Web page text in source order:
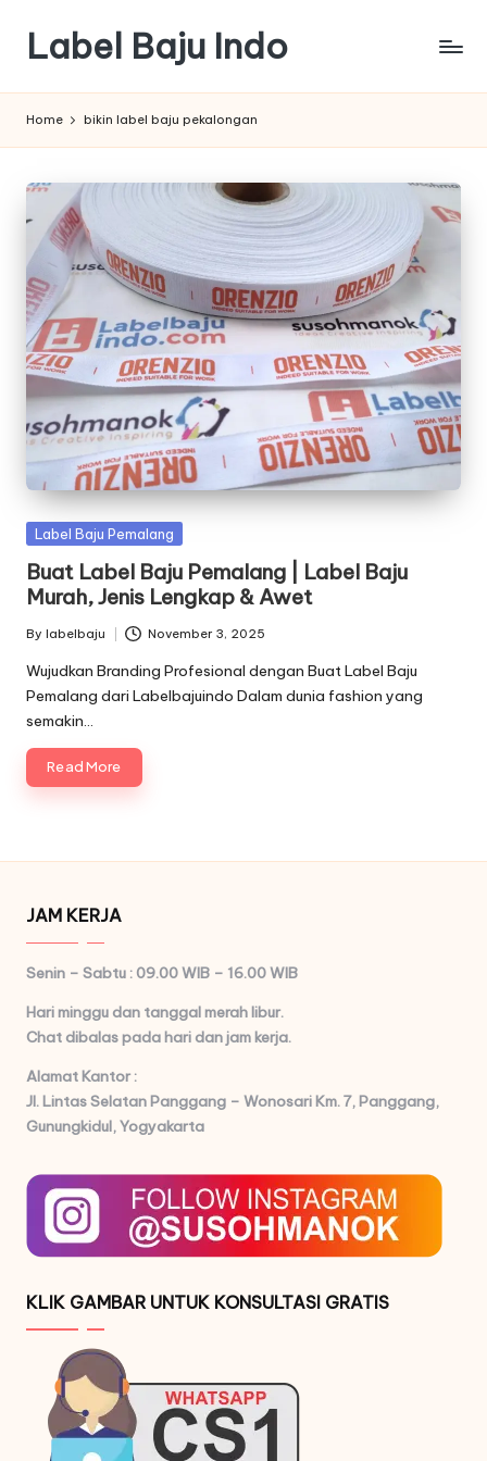
content
Label Baju Indo
Home bikin label baju pekalongan
Posted
Label Baju Pemalang
Buat Label Baju Pemalang | Label Baju
Murah, Jenis Lengkap & Awet
Posted
by
By labelbaju November 3, 2025
Wujudkan Branding Profesional dengan Buat Label Baju
Pemalang dari Labelbajuindo Dalam dunia fashion yang
semakin…
Read More
JAM KERJA
Senin – Sabtu : 09.00 WIB – 16.00 WIB
Hari minggu dan tanggal merah libur.
Chat dibalas pada hari dan jam kerja.
Alamat Kantor :
Jl. Lintas Selatan Panggang – Wonosari Km. 7,Panggang,
Gunungkidul, Yogyakarta
KLIK GAMBAR UNTUK KONSULTASI GRATIS